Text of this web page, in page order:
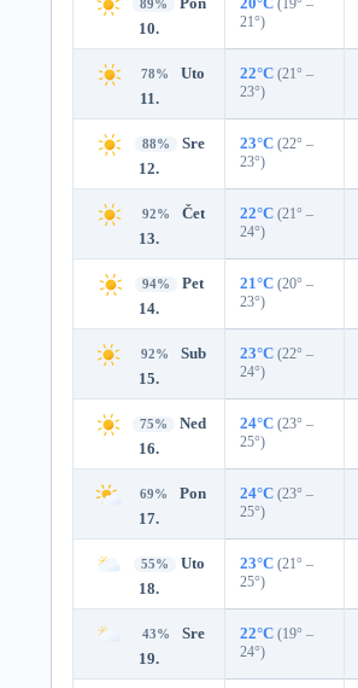
89%
10.
21°)
78%
Uto
11.
22°C (21° –
23°)
88%
Sre
12.
23°C (22° –
23°)
92%
Čet
13.
22°C (21° –
24°)
94%
Pet
14.
21°C (20° –
23°)
92%
Sub
15.
23°C (22° –
24°)
75%
Ned
16.
24°C (23° –
25°)
69%
Pon
17.
24°C (23° –
25°)
55%
Uto
18.
23°C (21° –
25°)
43%
Sre
19.
22°C (19° –
24°)